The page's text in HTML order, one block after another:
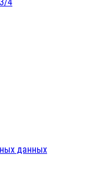
данных